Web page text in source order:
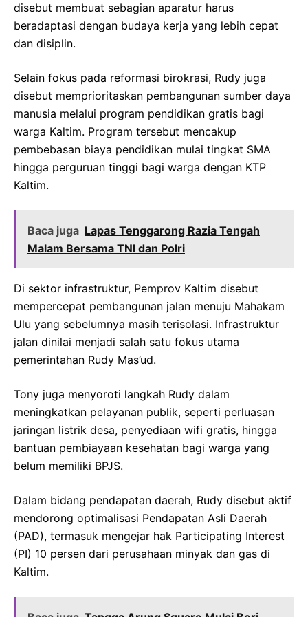
disebut membuat sebagian aparatur harus
beradaptasi dengan budaya kerja yang lebih cepat
dan disiplin.
Selain fokus pada reformasi birokrasi, Rudy juga
disebut memprioritaskan pembangunan sumber daya
manusia melalui program pendidikan gratis bagi
warga Kaltim. Program tersebut mencakup
pembebasan biaya pendidikan mulai tingkat SMA
hingga perguruan tinggi bagi warga dengan KTP
Kaltim.
Baca juga Lapas Tenggarong Razia Tengah
Malam Bersama TNI dan Polri
Di sektor infrastruktur, Pemprov Kaltim disebut
mempercepat pembangunan jalan menuju Mahakam
Ulu yang sebelumnya masih terisolasi. Infrastruktur
jalan dinilai menjadi salah satu fokus utama
pemerintahan Rudy Mas’ud.
Tony juga menyoroti langkah Rudy dalam
meningkatkan pelayanan publik, seperti perluasan
jaringan listrik desa, penyediaan wifi gratis, hingga
bantuan pembiayaan kesehatan bagi warga yang
belum memiliki BPJS.
Dalam bidang pendapatan daerah, Rudy disebut aktif
mendorong optimalisasi Pendapatan Asli Daerah
(PAD), termasuk mengejar hak Participating Interest
(PI) 10 persen dari perusahaan minyak dan gas di
Kaltim.